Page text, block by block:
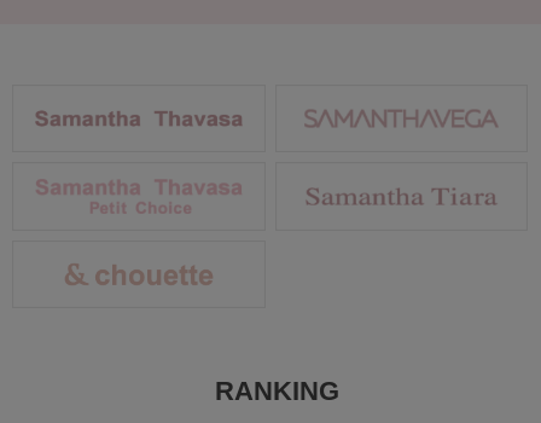
RANKING